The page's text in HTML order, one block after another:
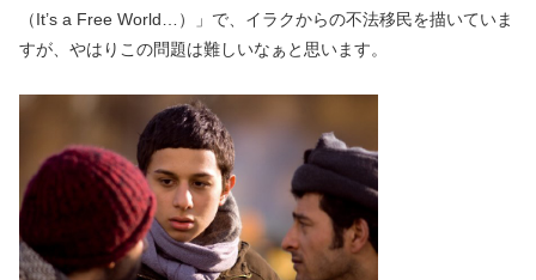
（It’s a Free World…）」で、イラクからの不法移民を描いていま
すが、やはりこの問題は難しいなぁと思います。